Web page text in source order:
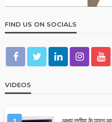
FIND US ON SOCIALS
VIDEOS
अक्षय तृतीया के पावन